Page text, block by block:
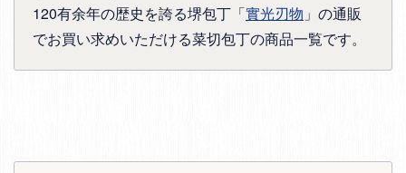
120有余年の歴史を誇る堺包丁「實光刃物 」の通販
でお買い求めいただける菜切包丁の商品一覧です。